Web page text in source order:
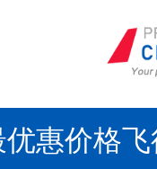
惠价格